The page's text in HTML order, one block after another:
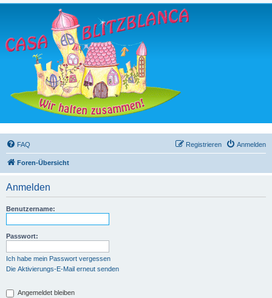
FAQ Anmelden
Registrieren
Foren-Übersicht
Anmelden
Benutzername:
Passwort:
Ich habe mein Passwort vergessen
Die Aktivierungs-E-Mail erneut senden
Angemeldet bleiben